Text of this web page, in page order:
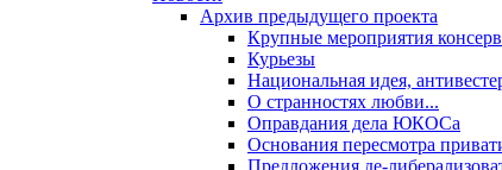
Архив предыдущего проекта
Крупные мероприятия
Курьезы
Национальная идея,
О странностях любви...
Оправдания дела ЮКОСа
Основания пересмотра